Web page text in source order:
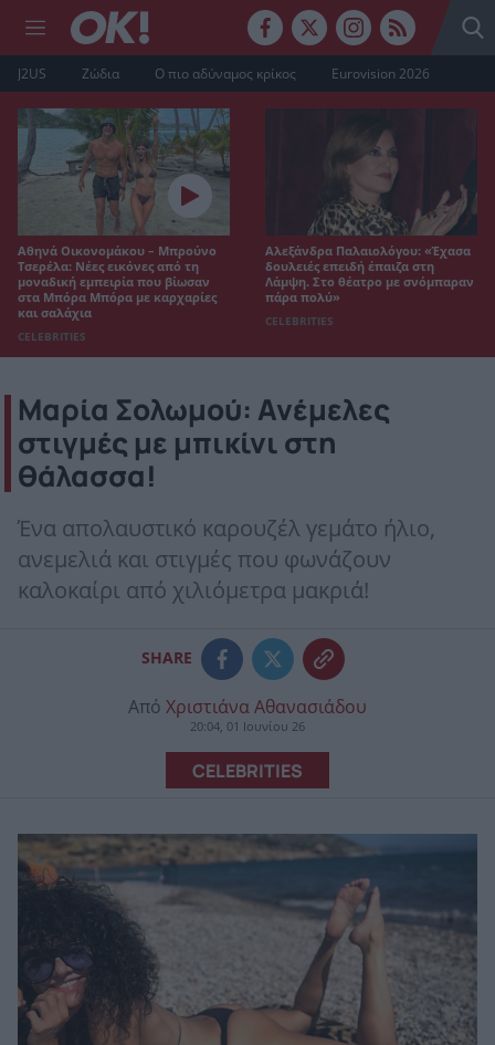
J2US Ζώδια Ο πιο αδύναμος κρίκος Eurovision 2026
Αθηνά Οικονομάκου – Μπρούνο
Τσερέλα: Νέες εικόνες από τη
μοναδική εμπειρία που βίωσαν
στα Μπόρα Μπόρα με καρχαρίες
και σαλάχια
CELEBRITIES
Αλεξάνδρα Παλαιολόγου: «Έχασα
δουλειές επειδή έπαιζα στη
Λάμψη. Στο θέατρο με σνόμπαραν
πάρα πολύ»
CELEBRITIES
Μαρία Σολωμού: Ανέμελες
στιγμές με μπικίνι στη
θάλασσα!
Ένα απολαυστικό καρουζέλ γεμάτο ήλιο,
ανεμελιά και στιγμές που φωνάζουν
καλοκαίρι από χιλιόμετρα μακριά!
SHARE
Από Χριστιάνα Αθανασιάδου
20:04, 01 Ιουνίου 26
CELEBRITIES